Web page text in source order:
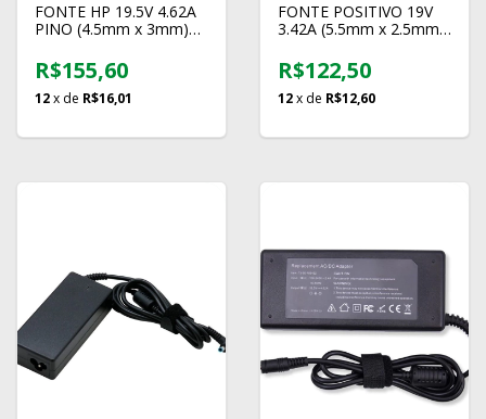
FONTE HP 19.5V 4.62A
PINO (4.5mm x 3mm)
R$155,60
12x de R$16,01
FONTE POSITIVO 19V
3.42A (5.5mm x 2.5mm)
R$122,50
12x de R$12,60